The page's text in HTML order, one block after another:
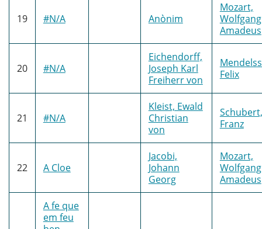
19 #N/A Anònim
Mozart,
Wolfgang
Amadeus
20 #N/A
Eichendorff,
Joseph Karl
Freiherr von
Felix
21 #N/A
Kleist, Ewald
Christian
von
Schubert,
Franz
22 A Cloe
Jacobi,
Johann
Georg
Mozart,
Wolfgang
Amadeus
A fe que
em feu